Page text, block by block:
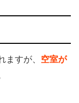
すが、 空室が